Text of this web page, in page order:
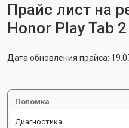
Прайс лист на
Honor Play Tab
Дата обновления прайса:
Поломка
Диагностика